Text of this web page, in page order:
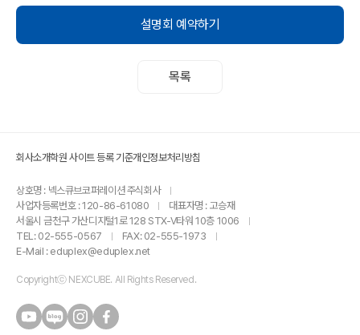
설명회 예약하기
목록
회사소개학원 사이트 등록 기준개인정보처리방침
상호명 : 넥스큐브코퍼레이션 주식회사
사업자등록번호 : 120-86-61080
대표자명 : 고승재
서울시 금천구 가산디지털1로 128 STX-V타워 10층 1006
TEL: 02-555-0567
FAX: 02-555-1973
E-Mail : eduplex@eduplex.net
Copyrightⓒ NEXCUBE. All Rights Reserved.